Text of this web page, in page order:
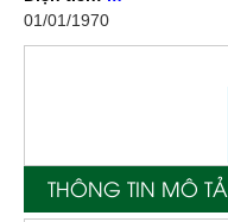
01/01/1970
THÔNG TIN MÔ TẢ